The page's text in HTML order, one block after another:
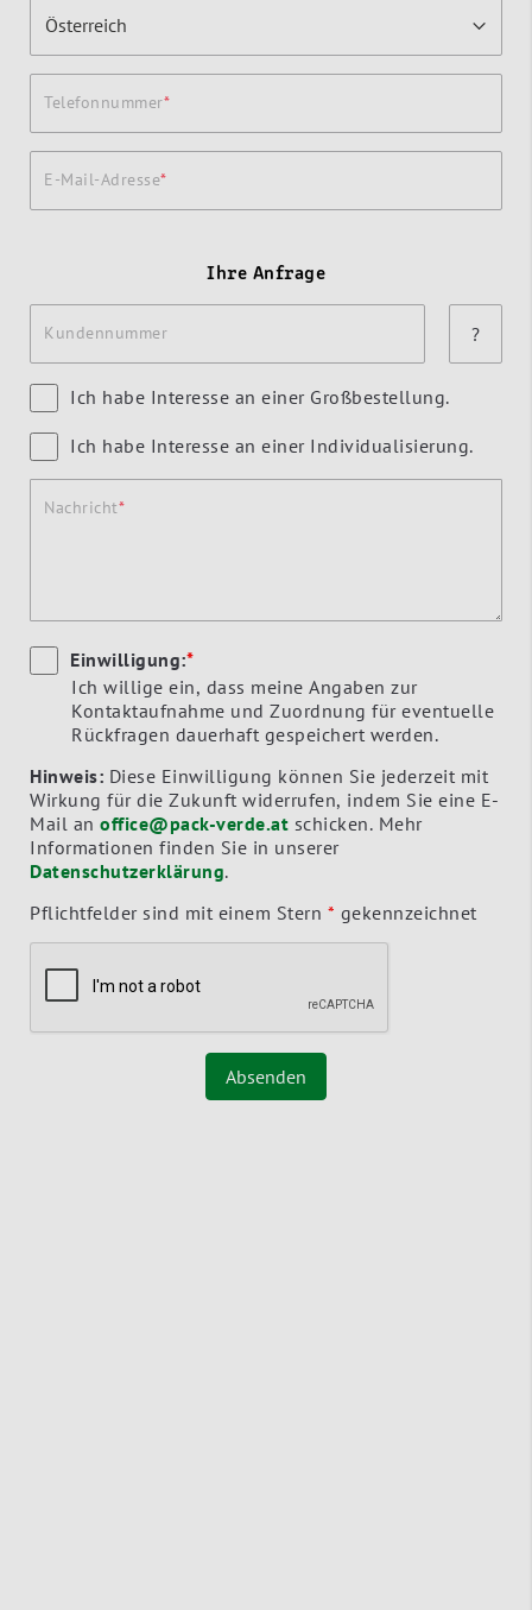
Telefonnummer
E-Mail-Adresse
Ihre Anfrage
Kundennummer ?
Ich habe Interesse an einer Großbestellung.
Ich habe Interesse an einer Individualisierung.
Nachricht
Einwilligung:*
Ich willige ein, dass meine Angaben zur
Kontaktaufnahme und Zuordnung für eventuelle
Rückfragen dauerhaft gespeichert werden.
Hinweis: Diese Einwilligung können Sie jederzeit mit
Wirkung für die Zukunft widerrufen, indem Sie eine E-
Mail an office@pack-verde.at
Informationen finden Sie in unserer
Datenschutzerklärung.
Pflichtfelder sind mit einem Stern * gekennzeichnet
Absenden